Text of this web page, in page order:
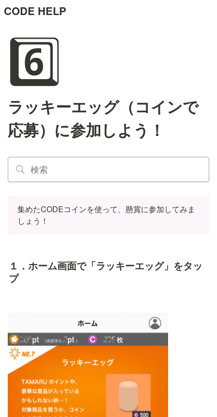
CODE HELP
6️⃣
ラッキーエッグ（コインで
応募）に参加しよう！
集めたCODEコインを使って、懸賞に参加してみま
しょう！
１．ホーム画面で「ラッキーエッグ」をタッ
プ